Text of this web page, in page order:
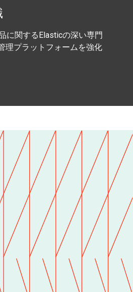
に関するElasticの深い専門
理プラットフォームを強化